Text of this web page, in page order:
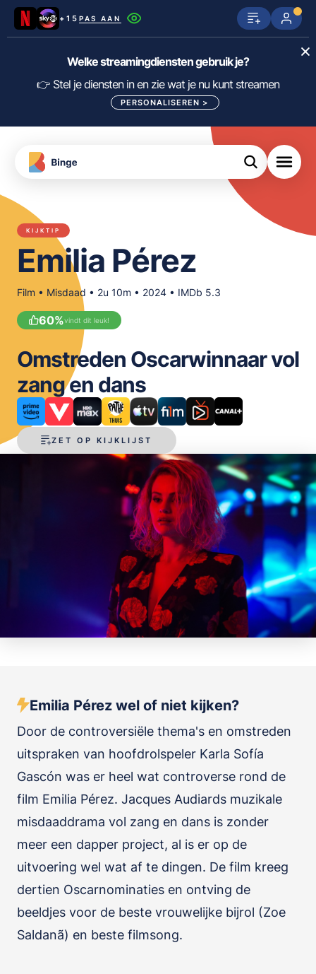
+15 PAS AAN
Netflix SkyShowtime Prime Video
Disney+ Videoland HBO Max
Viaplay Apple TV
KIJK
meJane Canal+
FILTER FILMS EN SERIES OP MIJN
ALLES/NIETS SELECTEREN
Welke streamingdiensten gebruik je?
👉 Stel je diensten in en zie wat je nu kunt streamen
PERSONALISEREN >
Download
de
App
KIJKTIP
Emilia Pérez
Film • Misdaad • 2u 10m • 2024 • IMDb 5.3
60%vindt dit leuk!
ZET OP KIJKLIJST
Omstreden Oscarwinnaar vol
zang en dans
Emilia Pérez wel of niet kijken?
Door de controversiële thema's en omstreden
uitspraken van hoofdrolspeler Karla Sofía
Gascón was er heel wat controverse rond de
film Emilia Pérez. Jacques Audiards muzikale
misdaaddrama vol zang en dans is zonder
meer een dapper project, al is er op de
uitvoering wel wat af te dingen. De film kreeg
dertien Oscarnominaties en ontving de
beeldjes voor de beste vrouwelijke bijrol (Zoe
Saldanã) en beste filmsong.